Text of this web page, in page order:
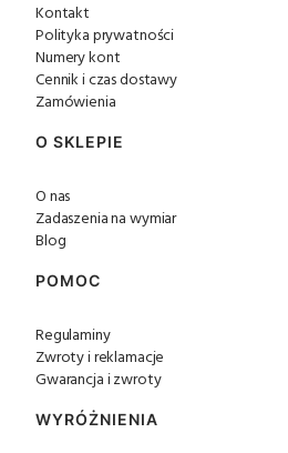
Kontakt
Polityka prywatności
Numery kont
Cennik i czas dostawy
Zamówienia
O SKLEPIE
O nas
Zadaszenia na wymiar
Blog
POMOC
Regulaminy
Zwroty i reklamacje
Gwarancja i zwroty
WYRÓŻNIENIA